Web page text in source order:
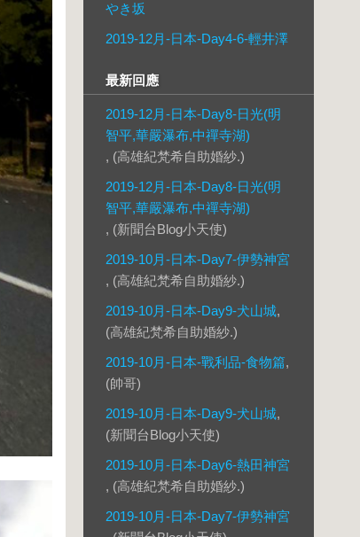
やき坂
2019-12月-日本-Day4-6-輕井澤
最新回應
2019-12月-日本-Day8-日光(明
智平,華嚴瀑布,中禪寺湖)
, (高雄紀梵希自助婚紗.)
2019-12月-日本-Day8-日光(明
智平,華嚴瀑布,中禪寺湖)
, (新聞台Blog小天使)
2019-10月-日本-Day7-伊勢神宮
, (高雄紀梵希自助婚紗.)
2019-10月-日本-Day9-犬山城,
(高雄紀梵希自助婚紗.)
2019-10月-日本-戰利品-食物篇,
(帥哥)
2019-10月-日本-Day9-犬山城,
(新聞台Blog小天使)
2019-10月-日本-Day6-熱田神宮
, (高雄紀梵希自助婚紗.)
2019-10月-日本-Day7-伊勢神宮